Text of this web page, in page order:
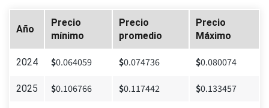
Año
Precio
mínimo
Precio
promedio
Precio
Máximo
2024 $0.064059 $0.074736 $0.080074
2025 $0.106766 $0.117442 $0.133457